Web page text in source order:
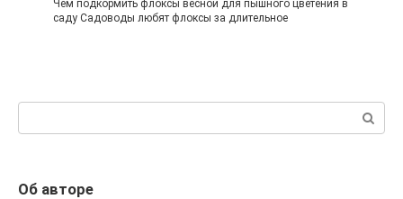
Чем подкормить флоксы весной для пышного цветения в
саду Садоводы любят флоксы за длительное
Об авторе